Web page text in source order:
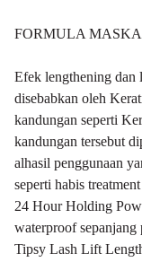
FORMULA
Efek lengthening
disebabkan oleh
kandungan seperti
kandungan tersebut
alhasil penggunaan
seperti habis
24 Hour Holding
waterproof sepanjang
Tipsy Lash Lift